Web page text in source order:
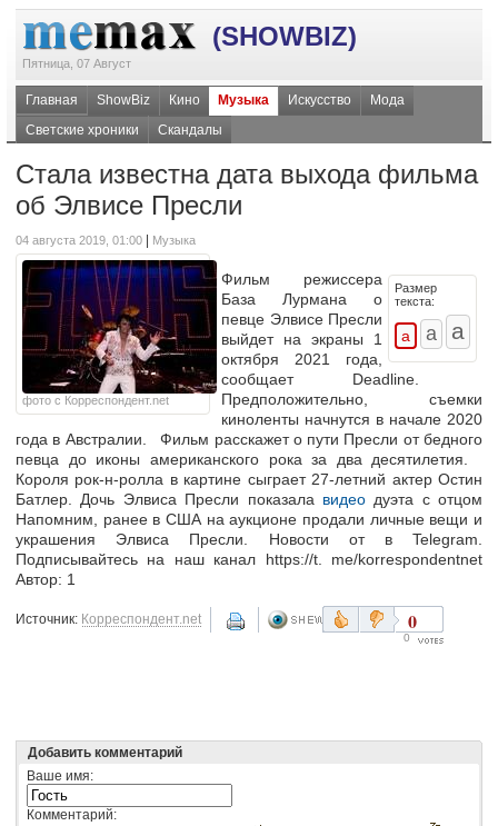
(SHOWBIZ)
Пятница, 07 Август
Главная ShowBiz Кино Музыка Искусство
Мода
Светские хроники
Скандалы
Стала известна дата выхода фильма
об Элвисе Пресли
04 августа 2019, 01:00 Музыка
фото с Корреспондент.net
Размер
текста:
Фильм режиссера
База Лурмана о
певце Элвисе Пресли
выйдет на экраны 1
октября 2021 года,
сообщает Deadline.
Предположительно, съемки
киноленты начнутся в начале 2020
года в Австралии. Фильм расскажет о пути Пресли от бедного
певца до иконы американского рока за два десятилетия.
Короля рок-н-ролла в картине сыграет 27-летний актер Остин
Батлер. Дочь Элвиса Пресли показала видеодуэта с отцом
Напомним, ранее в США на аукционе продали личные вещи и
украшения Элвиса Пресли. Новости от в Telegram.
Подписывайтесь на наш канал https://t. me/korrespondentnet
Автор: 1
Источник: Корреспондент.net 0
0
Добавить комментарий
Ваше имя:
Комментарий: